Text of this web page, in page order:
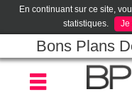
En continuant sur ce site,
statistiques.
Je
Bons Plans